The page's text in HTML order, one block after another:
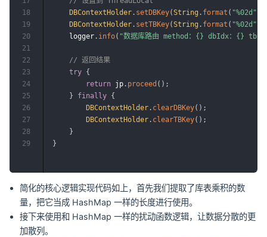
DBContextHolder . setDBKey(String . format ( "%02d"
DBContextHolder . setTBKey(String . format ( "%02d"
    logger
. info( "数据库路由 method：{} dbIdx：{}
// 返回结果
try {
return jp . proceed ( ) ;
}
finally {
DBContextHolder . clearDBKey( ) ;
DBContextHolder . clearTBKey( ) ;
}
}
18
19
20
21
22
23
24
25
26
27
28
29
简化的核心逻辑实现代码如上，首先我们提取了库表乘积的数
量，把它当成 HashMap 一样的长度进行使用。
接下来使用和 HashMap 一样的扰动函数逻辑，让数据分散的更
加散列。